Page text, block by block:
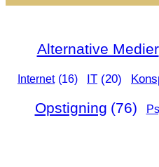
Alternative Medier
Internet (16) IT (20)
Opstigning (76)